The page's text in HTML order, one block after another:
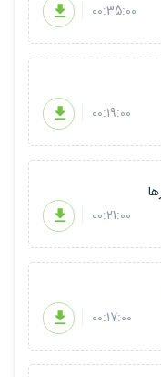
00:35:00
00:19:00
00:21:00
00:17:00